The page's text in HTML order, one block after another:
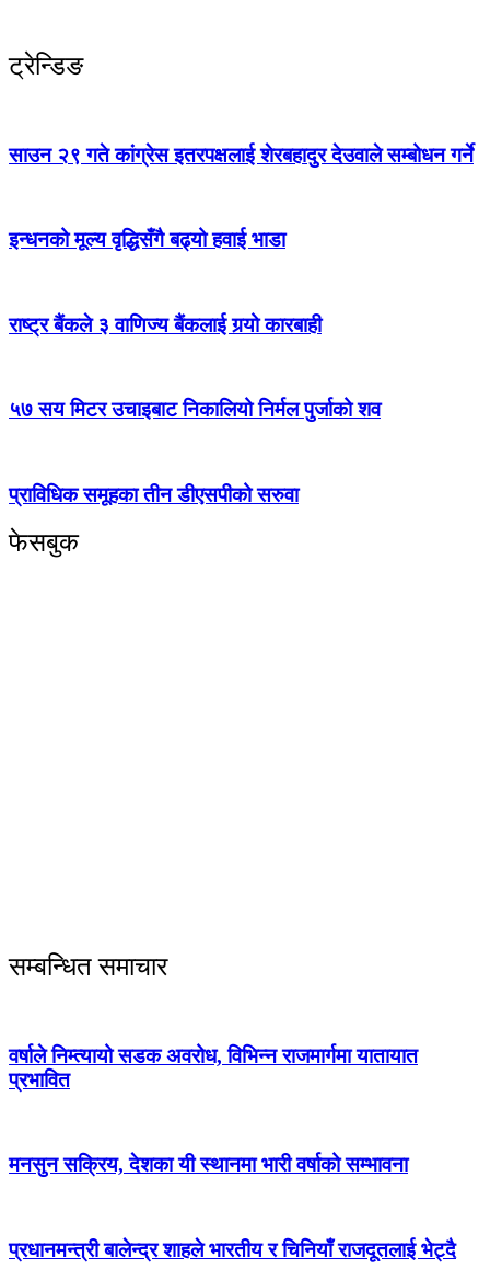
ट्रेन्डिङ
साउन २९ गते कांग्रेस इतरपक्षलाई शेरबहादुर देउवाले सम्बोधन गर्ने
इन्धनको मूल्य वृद्धिसँगै बढ्यो हवाई भाडा
राष्ट्र बैंकले ३ वाणिज्य बैंकलाई गर्‍यो कारबाही
५७ सय मिटर उचाइबाट निकालियो निर्मल पुर्जाको शव
प्राविधिक समूहका तीन डीएसपीको सरुवा
फेसबुक
सम्बन्धित समाचार
वर्षाले निम्त्यायो सडक अवरोध, विभिन्न राजमार्गमा यातायात
प्रभावित
मनसुन सक्रिय, देशका यी स्थानमा भारी वर्षाको सम्भावना
प्रधानमन्त्री बालेन्द्र शाहले भारतीय र चिनियाँ राजदूतलाई भेट्दै